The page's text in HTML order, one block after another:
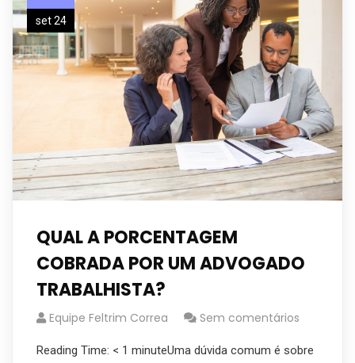
set 24
QUAL A PORCENTAGEM
COBRADA POR UM ADVOGADO
TRABALHISTA?
Equipe Feltrim Correa Sem comentários
Reading Time: < 1 minuteUma dúvida comum é sobre